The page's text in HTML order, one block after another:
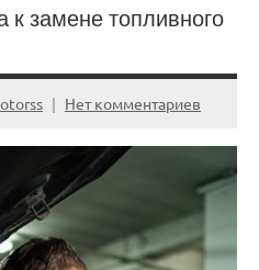
к замене топливного
Нет комментариев